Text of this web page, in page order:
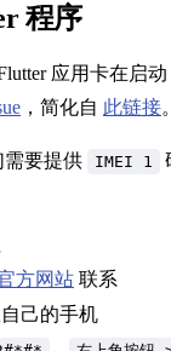
程序
应用卡在启动
，简化自 此链接
需要提供 IMEI 1
方网站 联系
己的手机